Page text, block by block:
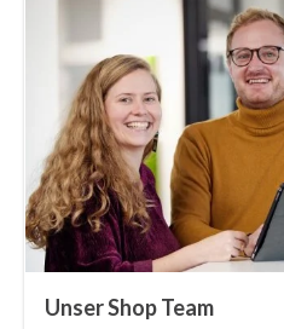
Unser Shop Team